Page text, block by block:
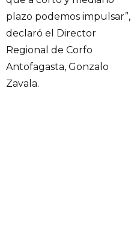
plazo podemos impulsar”,
declaró el Director
Regional de Corfo
Antofagasta, Gonzalo
Zavala.